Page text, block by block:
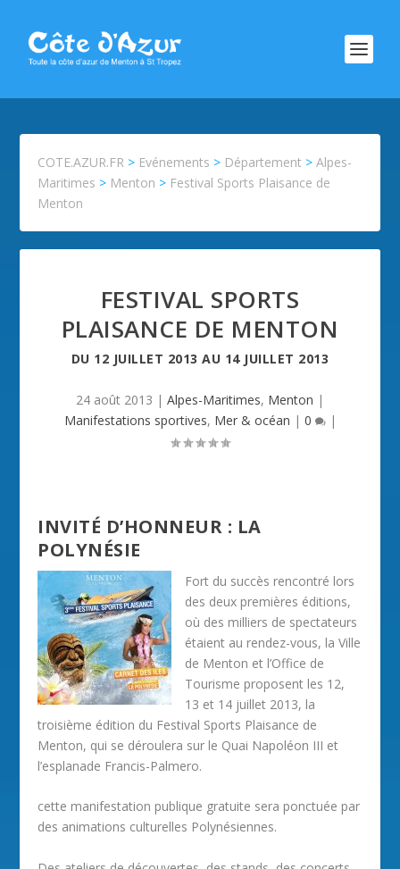
COTE.AZUR.FR > Evénements > Département >Alpes-
Maritimes > Menton > Festival Sports Plaisance de
Menton
FESTIVAL SPORTS
PLAISANCE DE MENTON
DU 12 JUILLET 2013 AU 14 JUILLET 2013
24 août 2013 | Alpes-Maritimes, Menton |
Manifestations sportives, Mer & océan | 0 |
INVITÉ D’HONNEUR : LA
POLYNÉSIE
Fort du succès rencontré lors
des deux premières éditions,
où des milliers de spectateurs
étaient au rendez-vous, la Ville
de Menton et l’Office de
Tourisme proposent les 12,
13 et 14 juillet 2013, la
troisième édition du Festival Sports Plaisance de
Menton, qui se déroulera sur le Quai Napoléon III et
l’esplanade Francis-Palmero.
cette manifestation publique gratuite sera ponctuée par
des animations culturelles Polynésiennes.